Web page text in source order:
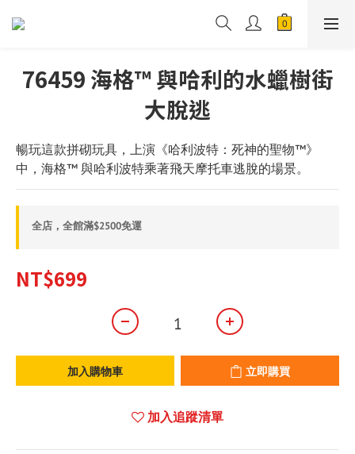
76459 海格™ 與哈利的水蠟樹街
大脫逃
暢玩這款拼砌玩具，上演《哈利波特：死神的聖物™》
中，海格™ 與哈利波特乘著飛天摩托車逃脫的場景。
全店，全館滿$2500免運
NT$699
加入購物車 立即購買
加入追蹤清單